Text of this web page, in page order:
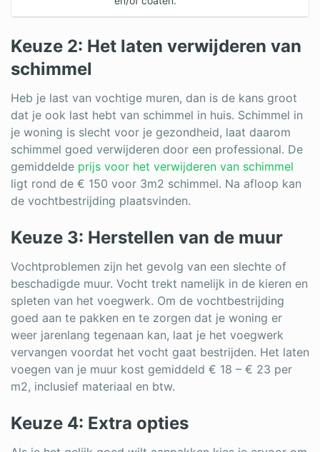
Keuze 2: Het laten verwijderen van
schimmel
Heb je last van vochtige muren, dan is de kans groot
dat je ook last hebt van schimmel in huis. Schimmel in
je woning is slecht voor je gezondheid, laat daarom
schimmel goed verwijderen door een professional. De
gemiddelde prijs voor het verwijderen van schimmel
ligt rond de € 150 voor 3m2 schimmel. Na afloop kan
de vochtbestrijding plaatsvinden.
Keuze 3: Herstellen van de muur
Vochtproblemen zijn het gevolg van een slechte of
beschadigde muur. Vocht trekt namelijk in de kieren en
spleten van het voegwerk. Om de vochtbestrijding
goed aan te pakken en te zorgen dat je woning er
weer jarenlang tegenaan kan, laat je het voegwerk
vervangen voordat het vocht gaat bestrijden. Het laten
voegen van je muur kost gemiddeld € 18 – € 23 per
m2, inclusief materiaal en btw.
Keuze 4: Extra opties